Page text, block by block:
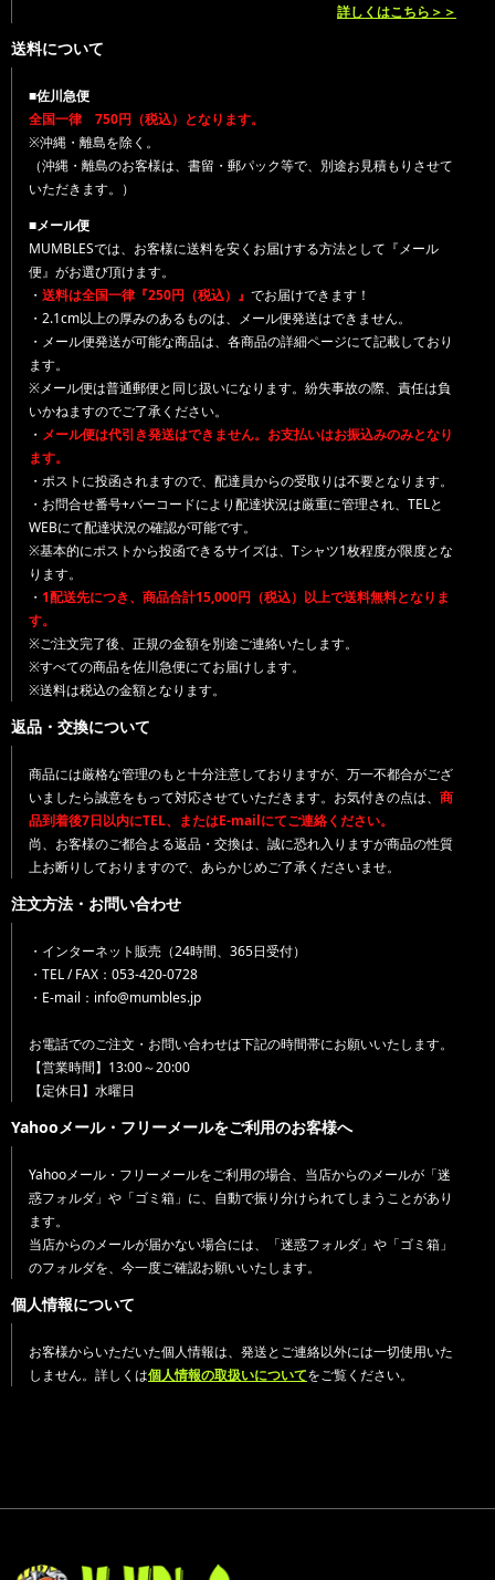
詳しくはこちら＞＞
送料について
■佐川急便
全国一律 750円（税込）となります。
※沖縄・離島を除く。
（沖縄・離島のお客様は、書留・郵パック等で、別途お見積もりさせて
いただきます。）
■メール便
MUMBLESでは、お客様に送料を安くお届けする方法として『メール
便』がお選び頂けます。
・ 送料は全国一律『250円（税込）』 でお届けできます！
・2.1cm以上の厚みのあるものは、メール便発送はできません。
・メール便発送が可能な商品は、各商品の詳細ページにて記載しており
ます。
※メール便は普通郵便と同じ扱いになります。紛失事故の際、責任は負
いかねますのでご了承ください。
・ メール便は代引き発送はできません。お支払いはお振込みのみとなり
ます。
・ポストに投函されますので、配達員からの受取りは不要となります。
・お問合せ番号+バーコードにより配達状況は厳重に管理され、TELと
WEBにて配達状況の確認が可能です。
※基本的にポストから投函できるサイズは、Tシャツ1枚程度が限度とな
ります。
・ 1配送先につき、商品合計15,000円（税込）以上で送料無料となりま
す。
※ご注文完了後、正規の金額を別途ご連絡いたします。
※すべての商品を佐川急便にてお届けします。
※送料は税込の金額となります。
返品・交換について
商品には厳格な管理のもと十分注意しておりますが、万一不都合がござ
いましたら誠意をもって対応させていただきます。お気付きの点は、 商
品到着後7日以内にTEL、またはE-mailにてご連絡ください。
尚、お客様のご都合よる返品・交換は、誠に恐れ入りますが商品の性質
上お断りしておりますので、あらかじめご了承くださいませ。
注文方法・お問い合わせ
・インターネット販売（24時間、365日受付）
・TEL / FAX：053-420-0728
・E-mail：info@mumbles.jp
お電話でのご注文・お問い合わせは下記の時間帯にお願いいたします。
【営業時間】13:00～20:00
【定休日】水曜日
Yahooメール・フリーメールをご利用のお客様へ
Yahooメール・フリーメールをご利用の場合、当店からのメールが「迷
惑フォルダ」や「ゴミ箱」に、自動で振り分けられてしまうことがあり
ます。
当店からのメールが届かない場合には、「迷惑フォルダ」や「ゴミ箱」
のフォルダを、今一度ご確認お願いいたします。
個人情報について
お客様からいただいた個人情報は、発送とご連絡以外には一切使用いた
しません。詳しくは個人情報の取扱いについてをご覧ください。